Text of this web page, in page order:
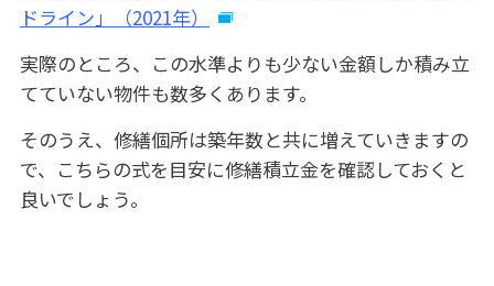
ドライン」（2021年）
実際のところ、この水準よりも少ない金額しか積み立
てていない物件も数多くあります。
そのうえ、修繕個所は築年数と共に増えていきますの
で、こちらの式を目安に修繕積立金を確認しておくと
良いでしょう。